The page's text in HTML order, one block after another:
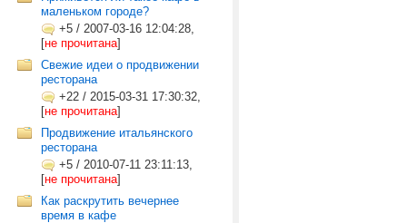
маленьком городе?
+5 / 2007-03-16 12:04:28,
[не прочитана]
Свежие идеи о продвижении
ресторана
+22 / 2015-03-31 17:30:32,
[не прочитана]
Продвижение итальянского
ресторана
+5 / 2010-07-11 23:11:13,
[не прочитана]
Как раскрутить вечернее
время в кафе